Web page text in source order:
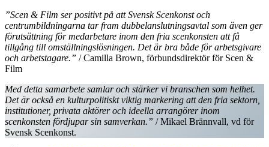
”Scen & Film ser positivt på att Svensk Scenkonst och
centrumbildningarna tar fram dubbelanslutningsavtal som även ger
förutsättning för medarbetare inom den fria scenkonsten att få
tillgång till omställningslösningen. Det är bra både för arbetsgivare
och arbetstagare.” / Camilla Brown, förbundsdirektör för Scen &
Film
Med detta samarbete samlar och stärker vi branschen som helhet.
Det är också en kulturpolitiskt viktig markering att den fria sektorn,
institutioner, privata aktörer och ideella arrangörer inom
scenkonsten fördjupar sin samverkan.” / Mikael Brännvall, vd för
Svensk Scenkonst.